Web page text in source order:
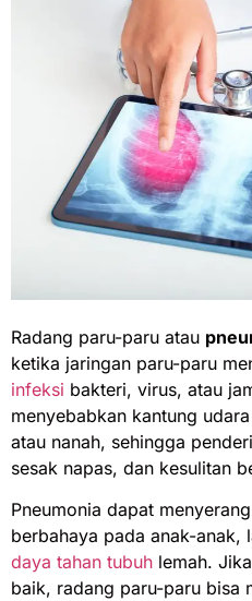
Radang paru-paru atau
ketika jaringan paru-paru
infeksi bakteri, virus, atau
menyebabkan kantung
atau nanah, sehingga
sesak napas, dan kesulitan
Pneumonia dapat
berbahaya pada anak-anak,
daya tahan tubuh lemah.
baik, radang paru-paru bisa